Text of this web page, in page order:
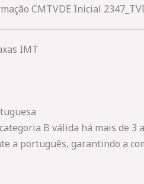
CMTVDE Inicial
IMT
B válida há mais de 3
a português, garantindo a